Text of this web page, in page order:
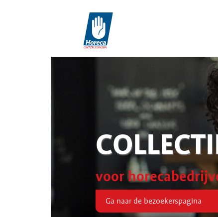
voor
Ga naar de bezoekerspagina